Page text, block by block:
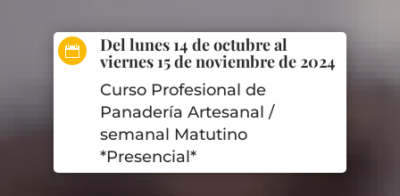
 Del lunes 14 de octubre al
viernes 15 de noviembre de 2024
Curso Profesional de
Panadería Artesanal /
semanal Matutino
*Presencial*